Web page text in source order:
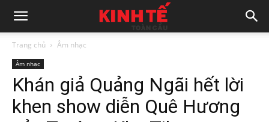
Trang chủ Âm nhạc
Âm nhạc
Khán giả Quảng Ngãi hết lời
khen show diễn Quê Hương